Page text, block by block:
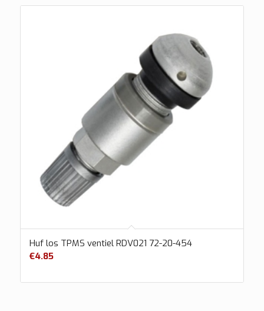
Huf los TPMS ventiel RDV021 72-20-454
€4.85